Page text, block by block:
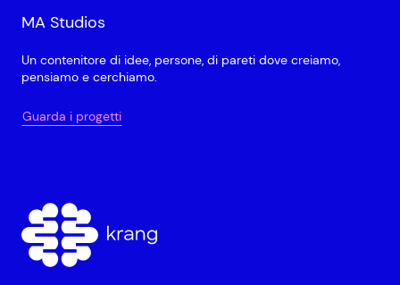
MA Studios
Un contenitore di idee, persone, di pareti dove creiamo,
pensiamo e cerchiamo.
Guarda i progetti